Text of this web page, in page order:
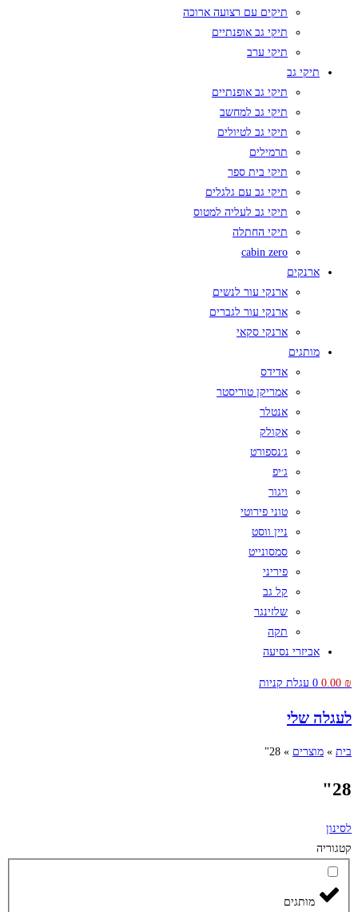
תיקים עם רצועה ארוכה
תיקי גב אופנתיים
תיקי ערב
תיקי גב
תיקי גב אופנתיים
תיקי גב למחשב
תיקי גב לטיולים
תרמילים
תיקי בית ספר
תיקי גב עם גלגלים
תיקי גב לעליה למטוס
תיקי החתלה
cabin zero
ארנקים
ארנקי עור לנשים
ארנקי עור לגברים
ארנקי סקאי
מותגים
אדידס
אמריקן טוריסטר
אנטלר
אקולק
ג׳נספורט
ג׳יפ
ויגור
טוני פירוטי
ניין ווסט
סמסונייט
פיריני
קל גב
שלזינגר
תקה
אביזרי נסיעה
0.00 ₪
0 עגלת קניות
לעגלה שלי
בית » מוצרים »
28"
28"
לסינון
קטגוריה
מותגים